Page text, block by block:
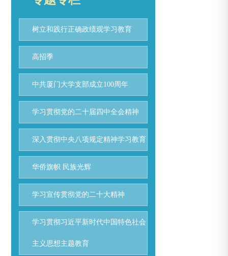
树立和践行正确政绩观学习教育
高招季
中共厦门大学支部成立100周年
学习贯彻党的二十届四中全会精神
深入贯彻中央八项规定精神学习教育
华侨旗帜 民族光辉
学习宣传贯彻党的二十大精神
学习贯彻习近平新时代中国特色社会
主义思想主题教育